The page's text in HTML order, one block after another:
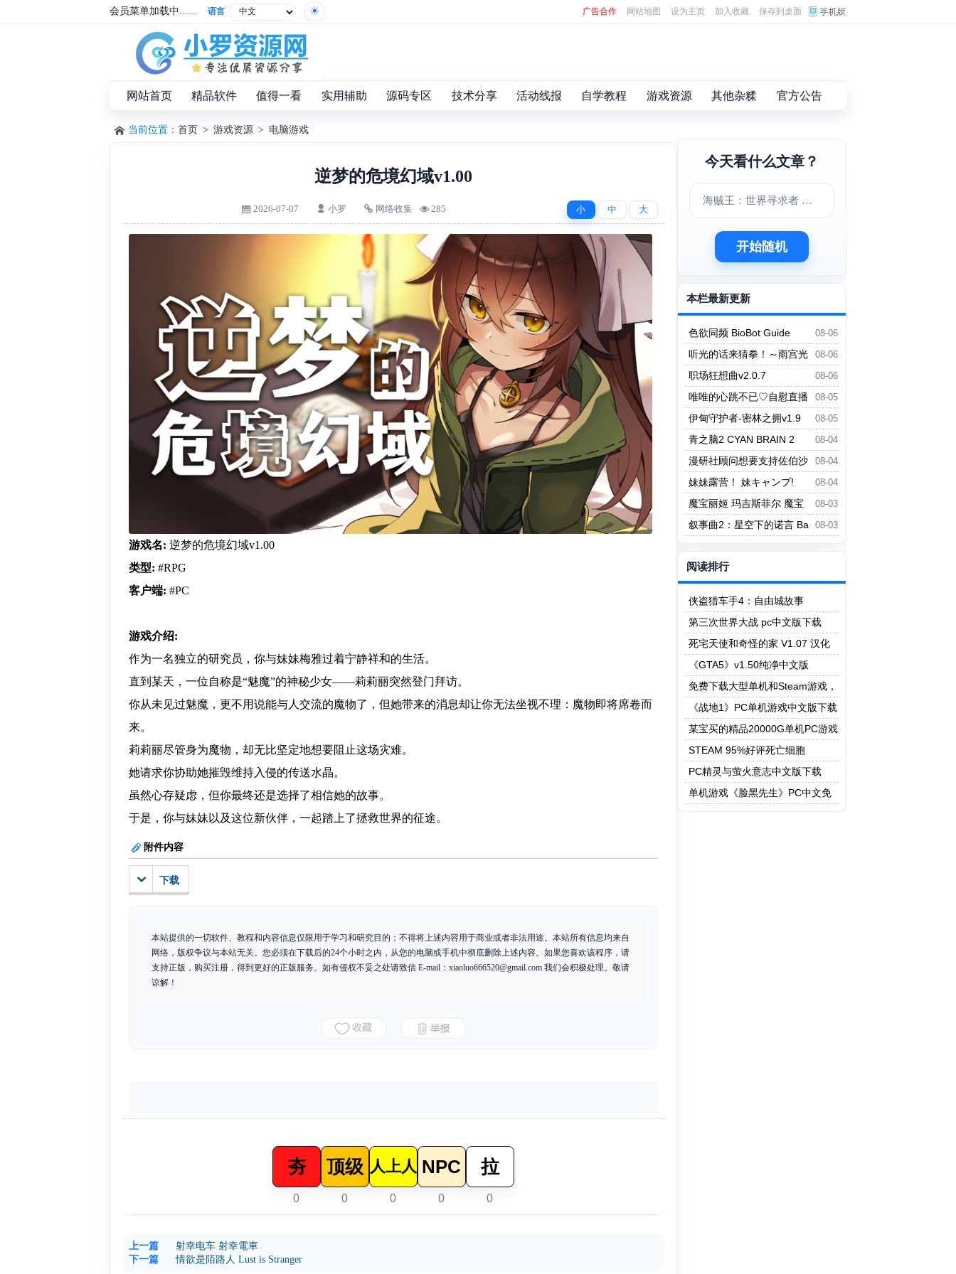
会员菜单加载中...... 语言 广告合作 网站地图 设为主页 加入收藏 保存到桌面
网站首页 精品软件 值得一看 实用辅助 源码专区 技术分享 活动线报 自学教程 游戏资源 其他杂糅 官方公告
当前位置： 首页 > 游戏资源 > 电脑游戏
逆梦的危境幻域v1.00
小 中 大
2026-07-07 小罗 网络收集 285
游戏名: 逆梦的危境幻域v1.00
类型: #RPG
客户端: #PC
游戏介绍:
作为一名独立的研究员，你与妹妹梅雅过着宁静祥和的生活。
直到某天，一位自称是“魅魔”的神秘少女——莉莉丽突然登门拜访。
你从未见过魅魔，更不用说能与人交流的魔物了，但她带来的消息却让你无法坐视不理：魔物即将席卷而
来。
莉莉丽尽管身为魔物，却无比坚定地想要阻止这场灾难。
她请求你协助她摧毁维持入侵的传送水晶。
虽然心存疑虑，但你最终还是选择了相信她的故事。
于是，你与妹妹以及这位新伙伴，一起踏上了拯救世界的征途。
附件内容
下载
本站提供的一切软件、教程和内容信息仅限用于学习和研究目的；不得将上述内容用于商业或者非法用途。本站所有信息均来自
网络，版权争议与本站无关。您必须在下载后的24个小时之内，从您的电脑或手机中彻底删除上述内容。如果您喜欢该程序，请
支持正版，购买注册，得到更好的正版服务。如有侵权不妥之处请致信 E-mail： xiaoluo666520@gmail.com 我们会积极处理。敬请
谅解！
夯
0
顶级
0
人上人
0
NPC
0
拉
0
上一篇
射幸电车 射幸電車
下一篇
情欲是陌路人 Lust is Stranger
今天看什么文章？
海贼王：世界寻求者 中文版下载
开始随机
本栏最新更新
08-06
色欲同频 BioBot Guide
08-06
听光的话来猜拳！～雨宫光
的深沉之爱～ ヒカリの言いなり
じゃんけん！～雨宮ヒカリの愛の
底～
08-06
职场狂想曲v2.0.7
08-05
唯唯的心跳不已♡自慰直播
日记 ゆいゆいのドキドキ♡おな
にー配信日記
08-05
伊甸守护者-密林之拥v1.9
08-04
青之脑2 CYAN BRAIN 2
08-04
漫研社顾问想要支持佐伯沙
罗 漫研顧問は佐伯ささらを支え
たい
08-04
妹妹露营！ 妹キャンプ!
08-03
魔宝丽姬 玛吉斯菲尔 魔宝
麗姫マギスフィア
08-03
叙事曲2：星空下的诺言 Ba
llade2 the Celestial Promise
阅读排行
侠盗猎车手4：自由城故事
第三次世界大战 pc中文版下载
死宅天使和奇怪的家 V1.07 汉化
作弊版
《GTA5》v1.50纯净中文版
免费下载大型单机和Steam游戏，
5208G资源一键快速下载
《战地1》PC单机游戏中文版下载
某宝买的精品20000G单机PC游戏
STEAM 95%好评死亡细胞
PC精灵与萤火意志中文版下载
单机游戏《脸黑先生》PC中文免
安装下载